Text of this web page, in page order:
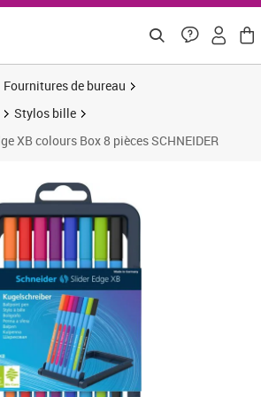
Fournitures de bureau
Stylos bille
XB colours Box 8 pièces SCHNEIDER